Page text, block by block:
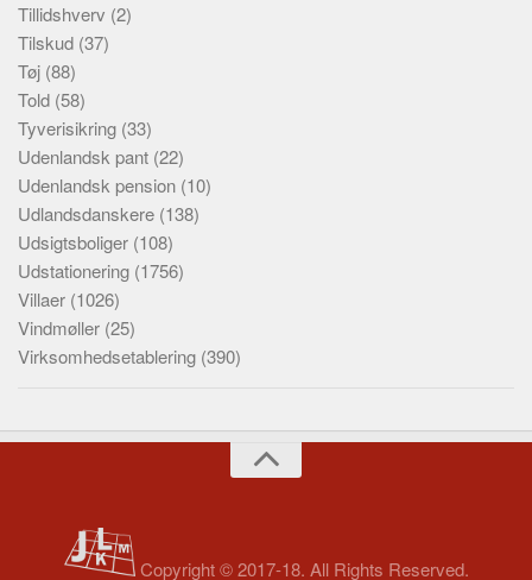
Tillidshverv (2)
Tilskud (37)
Tøj (88)
Told (58)
Tyverisikring (33)
Udenlandsk pant (22)
Udenlandsk pension (10)
Udlandsdanskere (138)
Udsigtsboliger (108)
Udstationering (1756)
Villaer (1026)
Vindmøller (25)
Virksomhedsetablering (390)
Copyright © 2017-18. All Rights Reserved.